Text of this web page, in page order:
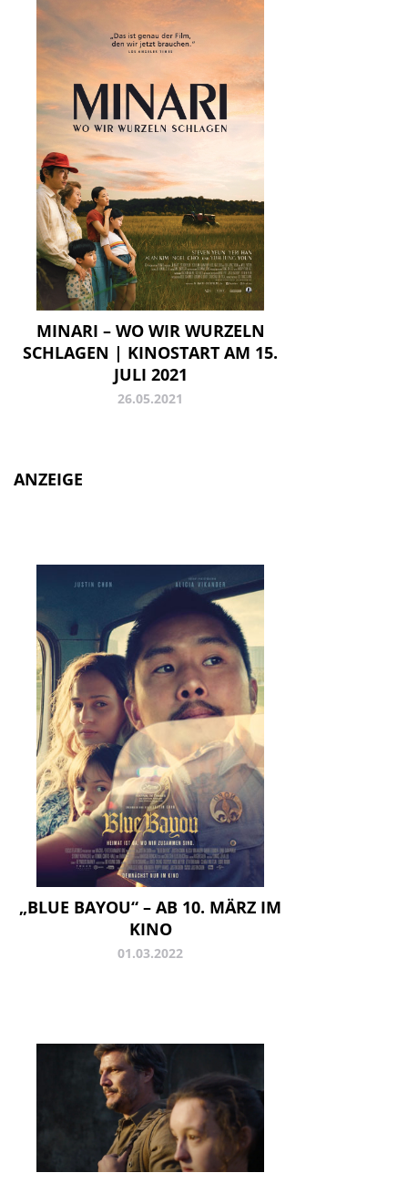
MINARI – WO WIR WURZELN
SCHLAGEN | KINOSTART AM 15.
JULI 2021
26.05.2021
ANZEIGE
„BLUE BAYOU“ – AB 10. MÄRZ IM
KINO
01.03.2022